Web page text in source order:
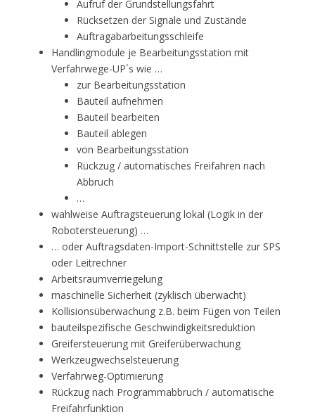
Aufruf der Grundstellungsfahrt
Rücksetzen der Signale und Zustände
Auftragabarbeitungsschleife
Handlingmodule je Bearbeitungsstation mit
Verfahrwege-UP´s wie …
zur Bearbeitungsstation
Bauteil aufnehmen
Bauteil bearbeiten
Bauteil ablegen
von Bearbeitungsstation
Rückzug / automatisches Freifahren nach
Abbruch
…
wahlweise Auftragsteuerung lokal (Logik in der
Robotersteuerung) …
… oder Auftragsdaten-Import-Schnittstelle zur SPS
oder Leitrechner
Arbeitsraumverriegelung
maschinelle Sicherheit (zyklisch überwacht)
Kollisionsüberwachung z.B. beim Fügen von Teilen
bauteilspezifische Geschwindigkeitsreduktion
Greifersteuerung mit Greiferüberwachung
Werkzeugwechselsteuerung
Verfahrweg-Optimierung
Rückzug nach Programmabbruch / automatische
Freifahrfunktion